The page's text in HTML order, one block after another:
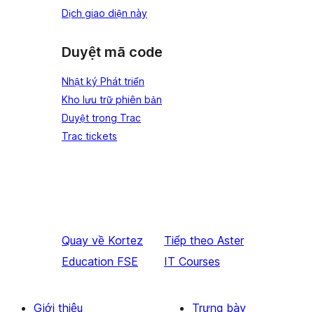
Dịch giao diện này
Duyệt mã code
Nhật ký Phát triển
Kho lưu trữ phiên bản
Duyệt trong Trac
Trac tickets
Quay về Kortez
Education FSE
Tiếp theo Aster
IT Courses
Giới thiệu
Trưng bày